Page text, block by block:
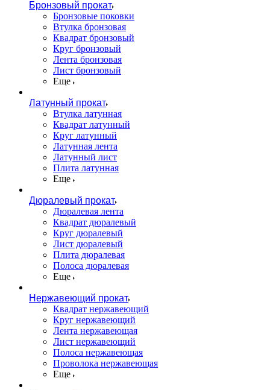
Бронзовый прокат
Бронзовые поковки
Втулка бронзовая
Квадрат бронзовый
Круг бронзовый
Лента бронзовая
Лист бронзовый
Еще
Латунный прокат
Втулка латунная
Квадрат латунный
Круг латунный
Латунная лента
Латунный лист
Плита латунная
Еще
Дюралевый прокат
Дюралевая лента
Квадрат дюралевый
Круг дюралевый
Лист дюралевый
Плита дюралевая
Полоса дюралевая
Еще
Нержавеющий прокат
Квадрат нержавеющий
Круг нержавеющий
Лента нержавеющая
Лист нержавеющий
Полоса нержавеющая
Проволока нержавеющая
Еще